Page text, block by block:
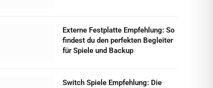
Externe Festplatte Empfehlung: So
findest du den perfekten Begleiter
für Spiele und Backup
Switch Spiele Empfehlung: Die